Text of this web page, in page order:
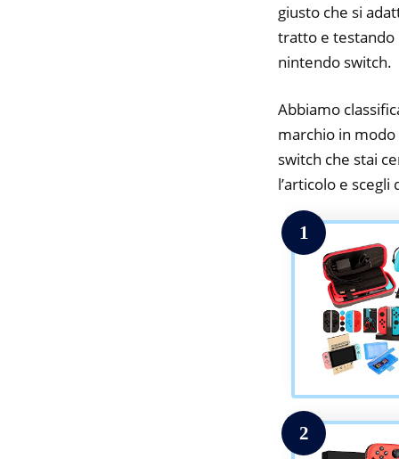
giusto che si
tratto e testando
nintendo switch.
Abbiamo
marchio in
switch che stai
l’articolo e
1
2